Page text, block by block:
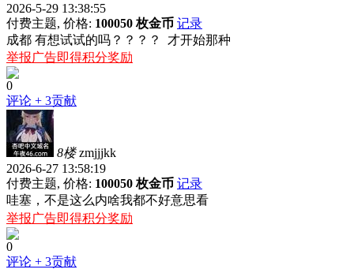
2026-5-29 13:38:55
付费主题, 价格: 100050 枚金币 记录
成都 有想试试的吗？？？？ 才开始那种
举报广告即得积分奖励
0
评论 + 3贡献
8楼 zmjjjkk
2026-6-27 13:58:19
付费主题, 价格: 100050 枚金币 记录
哇塞，不是这么内啥我都不好意思看
举报广告即得积分奖励
0
评论 + 3贡献